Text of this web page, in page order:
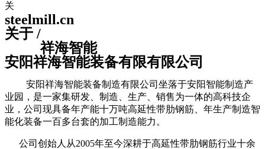
关
steelmill.cn
关于 /
祥海智能
安阳祥海智能装备有限有限公司
安阳祥海智能装备制造有限公司坐落于安阳智能制造产
业园，是一家集研发、制造、生产、销售为一体的高科技企
业，公司现具备年产能十万吨高延性带肋钢筋、年生产制造智
能化装备一百多台套的加工制造能力。
公司创始人从2005年至今深耕于高延性带肋钢筋行业十余